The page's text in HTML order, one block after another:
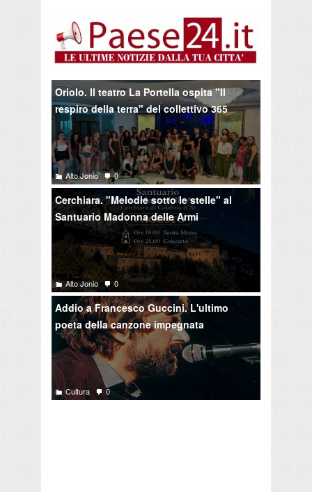
Oriolo. Il teatro La Portella ospita "Il
respiro della terra" del collettivo 365
Alto Jonio 0
Cerchiara. "Melodie sotto le stelle" al
Santuario Madonna delle Armi
Alto Jonio 0
Addio a Francesco Guccini. L'ultimo
poeta della canzone impegnata
Cultura 0